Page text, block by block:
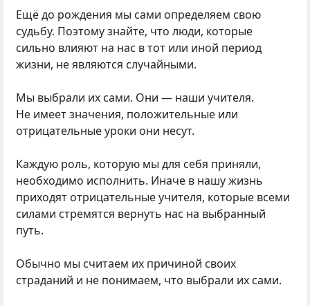
Ещё до рождения мы сами определяем свою
судьбу. Поэтому знайте, что люди, которые
сильно влияют на нас в тот или иной период
жизни, не являются случайными.
Мы выбрали их сами. Они — наши учителя.
Не имеет значения, положительные или
отрицательные уроки они несут.
Каждую роль, которую мы для себя приняли,
необходимо исполнить. Иначе в нашу жизнь
приходят отрицательные учителя, которые всеми
силами стремятся вернуть нас на выбранный
путь.
Обычно мы считаем их причиной своих
страданий и не понимаем, что выбрали их сами.